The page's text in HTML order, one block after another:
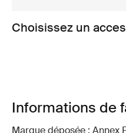
Choisissez un
Informations de